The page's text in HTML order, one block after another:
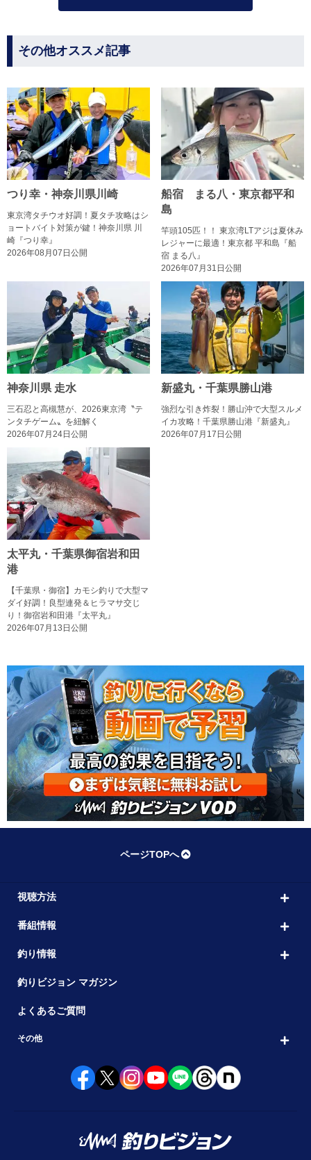
その他オススメ記事
つり幸・神奈川県川崎
東京湾タチウオ好調！夏タチ攻略はシ
ョートバイト対策が鍵！神奈川県 川
崎『つり幸』
2026年08月07日公開
船宿 まる八・東京都平和
島
竿頭105匹！！ 東京湾LTアジは夏休み
レジャーに最適！東京都 平和島『船
宿 まる八』
2026年07月31日公開
神奈川県 走水
三石忍と高槻慧が、2026東京湾〝テ
ンタチゲーム〟を紐解く
2026年07月24日公開
新盛丸・千葉県勝山港
強烈な引き炸裂！勝山沖で大型スルメ
イカ攻略！千葉県勝山港『新盛丸』
2026年07月17日公開
太平丸・千葉県御宿岩和田
港
【千葉県・御宿】カモシ釣りで大型マ
ダイ好調！良型連発＆ヒラマサ交じ
り！御宿岩和田港『太平丸』
2026年07月13日公開
ページTOPへ
視聴方法
番組情報
釣り情報
釣りビジョン マガジン
よくあるご質問
その他